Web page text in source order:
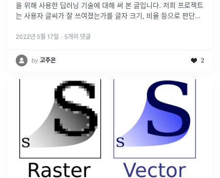
을 위해 사용한 딥러닝 기술에 대해 써 본 글입니다. 저희 프로젝트
는 사용자 글씨가 잘 쓰여졌는가를 글자 크기, 비율 등으로 판단하
종성(이후 글...
2022년 5월 17일 · 5개의 댓글
by 고주은 2